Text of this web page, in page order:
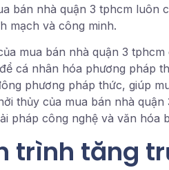
bán nhà quận 3 tphcm luôn
mạch và công minh.
mua bán nhà quận 3
cá nhân hóa phương pháp
phương pháp thức, giúp
thủy của mua bán nhà
pháp công nghệ và văn hóa
trình tăng